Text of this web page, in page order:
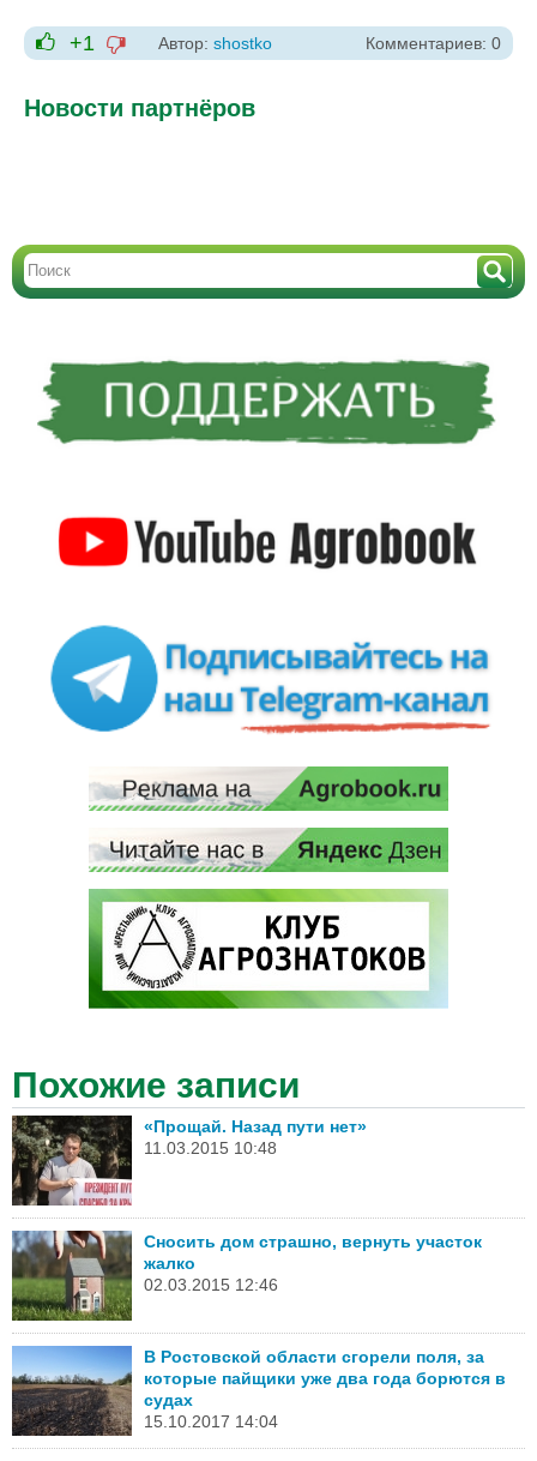
+1
+1
-1
Автор: shostko Комментариев: 0
Новости партнёров
Похожие записи
«Прощай. Назад пути нет»
11.03.2015 10:48
Сносить дом страшно, вернуть участок
жалко
02.03.2015 12:46
В Ростовской области сгорели поля, за
которые пайщики уже два года борются в
судах
15.10.2017 14:04